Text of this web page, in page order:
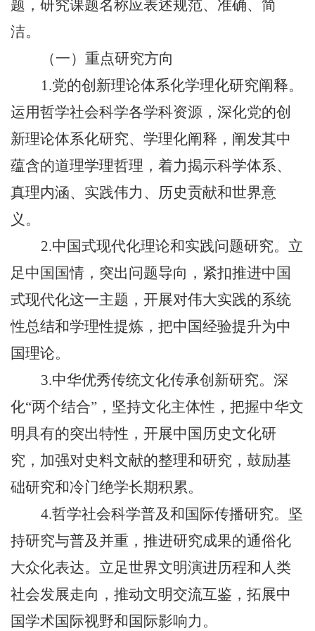
题，研究课题名称应表述规范、准确、简
洁。
（一）重点研究方向
1.党的创新理论体系化学理化研究阐释。
运用哲学社会科学各学科资源，深化党的创
新理论体系化研究、学理化阐释，阐发其中
蕴含的道理学理哲理，着力揭示科学体系、
真理内涵、实践伟力、历史贡献和世界意
义。
2.中国式现代化理论和实践问题研究。立
足中国国情，突出问题导向，紧扣推进中国
式现代化这一主题，开展对伟大实践的系统
性总结和学理性提炼，把中国经验提升为中
国理论。
3.中华优秀传统文化传承创新研究。深
化“两个结合”，坚持文化主体性，把握中华文
明具有的突出特性，开展中国历史文化研
究，加强对史料文献的整理和研究，鼓励基
础研究和冷门绝学长期积累。
4.哲学社会科学普及和国际传播研究。坚
持研究与普及并重，推进研究成果的通俗化
大众化表达。立足世界文明演进历程和人类
社会发展走向，推动文明交流互鉴，拓展中
国学术国际视野和国际影响力。